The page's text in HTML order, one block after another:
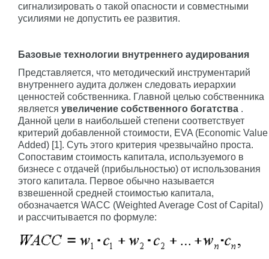
сигнализировать о такой опасности и совместными
усилиями не допустить ее развития.
Базовые технологии внутреннего аудирования
Представляется, что методический инструментарий
внутреннего аудита должен следовать иерархии
ценностей собственника. Главной целью собственника
является увеличение собственного богатства .
Данной цели в наибольшей степени соответствует
критерий добавленной стоимости, EVA (Economic Value
Added) [1]. Суть этого критерия чрезвычайно проста.
Сопоставим стоимость капитала, используемого в
бизнесе с отдачей (прибыльностью) от использования
этого капитала. Первое обычно называется
взвешенной средней стоимостью капитала,
обозначается WACC (Weighted Average Cost of Capital)
и рассчитывается по формуле: